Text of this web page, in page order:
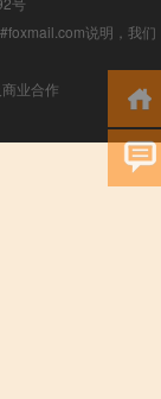
说明，我们
业合作